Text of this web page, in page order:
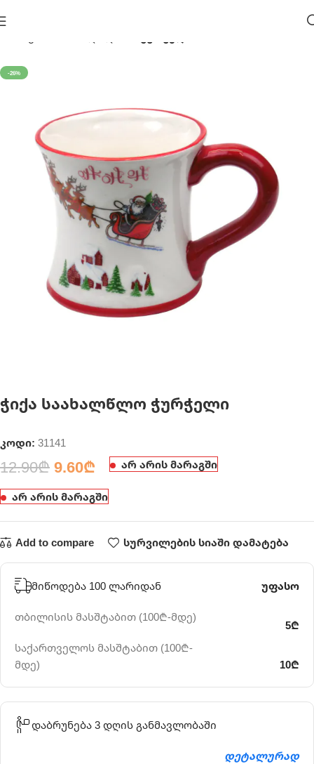
-26%
ჭიქა საახალწლო ჭურჭელი
კოდი: 31141
12.90₾ 9.60₾ არ არის მარაგში
არ არის მარაგში
Add to compare სურვილების სიაში დამატება
მიწოდება 100 ლარიდან
თბილისის მასშტაბით (100₾-მდე)
საქართველოს მასშტაბით (100₾-
მდე)
უფასო
5₾
10₾
დაბრუნება 3 დღის განმავლობაში
დეტალურად